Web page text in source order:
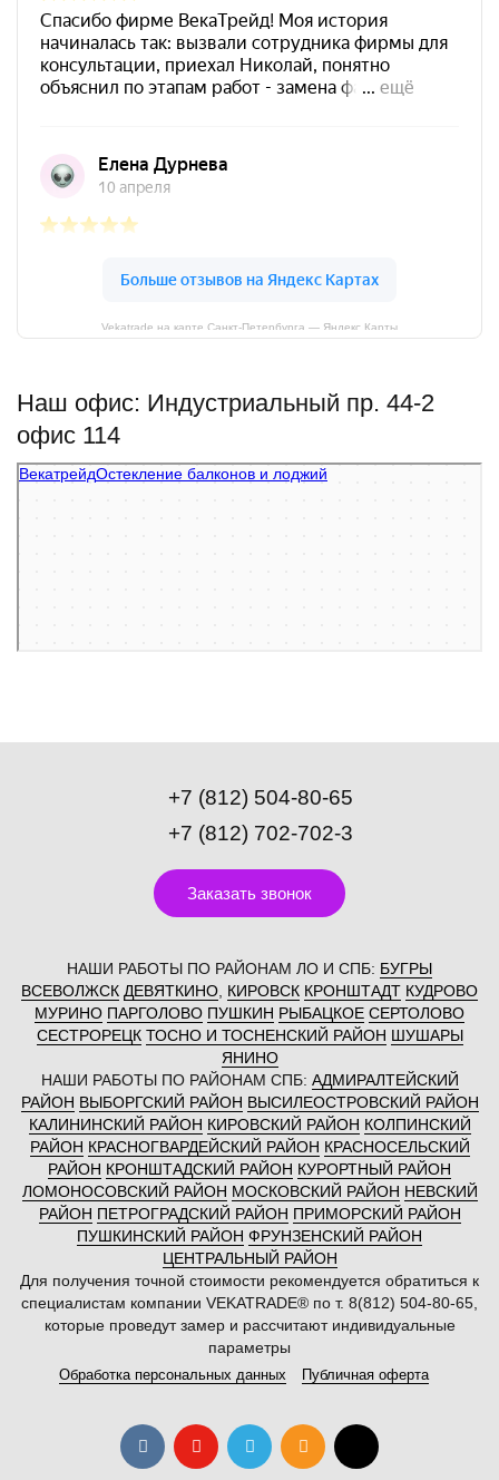
Vekatrade на карте Санкт‑Петербурга — Яндекс Карты
Наш офис: Индустриальный пр. 44-2
офис 114
Векатрейд
+7 (812) 504-80-65
+7 (812) 702-702-3
Заказать звонок
НАШИ РАБОТЫ ПО РАЙОНАМ ЛО И СПБ: БУГРЫ
ВСЕВОЛЖСК ДЕВЯТКИНО КИРОВСК КРОНШТАДТ КУДРОВО
МУРИНО ПАРГОЛОВО ПУШКИН РЫБАЦКОЕ СЕРТОЛОВО
СЕСТРОРЕЦК ТОСНО И ТОСНЕНСКИЙ РАЙОН ШУШАРЫ
ЯНИНО
НАШИ РАБОТЫ ПО РАЙОНАМ СПБ: АДМИРАЛТЕЙСКИЙ
РАЙОН ВЫБОРГСКИЙ РАЙОН ВЫСИЛЕОСТРОВСКИЙ РАЙОН
КАЛИНИНСКИЙ РАЙОН КИРОВСКИЙ РАЙОН КОЛПИНСКИЙ
РАЙОН КРАСНОГВАРДЕЙСКИЙ РАЙОН КРАСНОСЕЛЬСКИЙ
РАЙОН КРОНШТАДСКИЙ РАЙОН КУРОРТНЫЙ РАЙОН
ЛОМОНОСОВСКИЙ РАЙОН МОСКОВСКИЙ РАЙОН НЕВСКИЙ
РАЙОН ПЕТРОГРАДСКИЙ РАЙОН ПРИМОРСКИЙ РАЙОН
ПУШКИНСКИЙ РАЙОН ФРУНЗЕНСКИЙ РАЙОН
ЦЕНТРАЛЬНЫЙ РАЙОН
Для получения точной стоимости рекомендуется обратиться к
специалистам компании VEKATRADE® по т. 8(812) 504-80-65,
которые проведут замер и рассчитают индивидуальные
параметры
Обработка персональных данных Публичная оферта